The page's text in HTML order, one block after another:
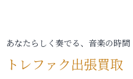
あなたらしく奏でる、音楽の時間
トレファク出張買取